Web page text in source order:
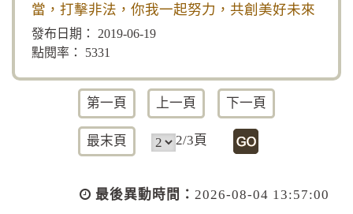
當，打擊非法，你我一起努力，共創美好未來
2019-06-19
5331
第一頁 上一頁 下一頁
最末頁 2/3頁
最後異動時間： 2026-08-04 13:57:00